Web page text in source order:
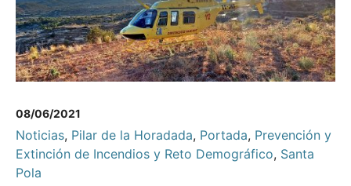
08/06/2021
Noticias, Pilar de la Horadada, Portada, Prevención y
Extinción de Incendios y Reto Demográfico, Santa
Pola